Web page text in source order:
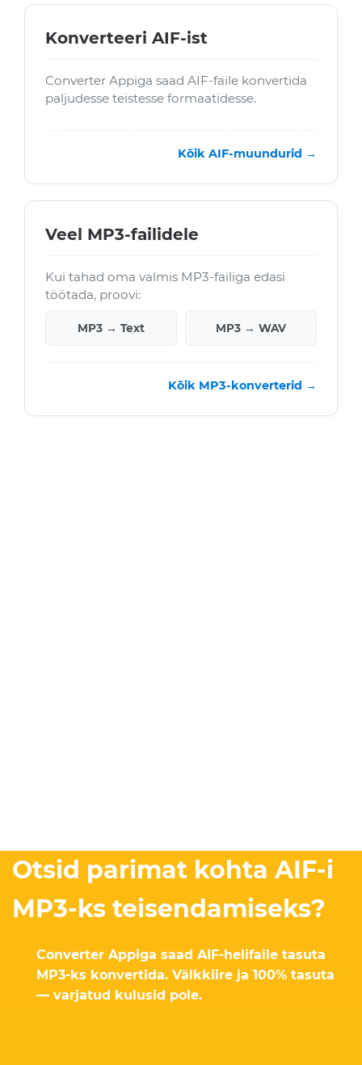
Konverteeri AIF-ist
Converter Appiga saad AIF-faile konvertida
paljudesse teistesse formaatidesse.
Kõik AIF-muundurid →
Veel MP3-failidele
Kui tahad oma valmis MP3-failiga edasi
töötada, proovi:
MP3 → Text MP3 → WAV
Kõik MP3-konverterid →
Otsid parimat kohta AIF-i
MP3-ks teisendamiseks?
Converter Appiga saad AIF-helifaile tasuta
MP3-ks konvertida. Välkkiire ja 100% tasuta
— varjatud kulusid pole.